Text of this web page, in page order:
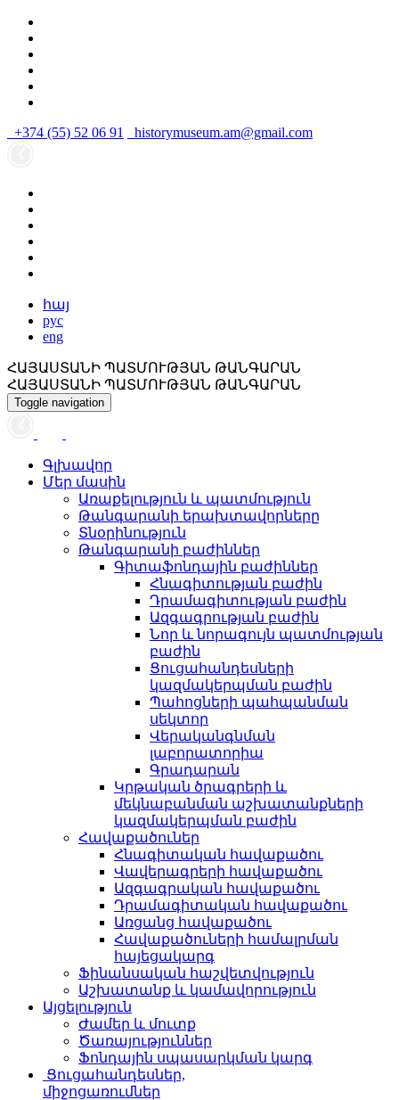
+374 (55) 52 06 91 historymuseum.am@gmail.com
հայ
рус
eng
ՀԱՅԱՍՏԱՆԻ ՊԱՏՄՈՒԹՅԱՆ ԹԱՆԳԱՐԱՆ
ՀԱՅԱՍՏԱՆԻ ՊԱՏՄՈՒԹՅԱՆ ԹԱՆԳԱՐԱՆ
Toggle navigation
Գլխավոր
Մեր մասին
Առաքելություն և պատմություն
Թանգարանի երախտավորները
Տնօրինություն
Թանգարանի բաժիններ
Գիտաֆոնդային բաժիններ
Հնագիտության բաժին
Դրամագիտության բաժին
Ազգագրության բաժին
Նոր և նորագույն պատմության
բաժին
Ցուցահանդեսների
կազմակերպման բաժին
Պահոցների պահպանման
սեկտոր
Վերականգնման
լաբորատորիա
Գրադարան
Կրթական ծրագրերի և
մեկնաբանման աշխատանքների
կազմակերպման բաժին
Հավաքածուներ
Հնագիտական հավաքածու
Վավերագրերի հավաքածու
Ազգագրական հավաքածու
Դրամագիտական հավաքածու
Առցանց հավաքածու
Հավաքածուների համալրման
հայեցակարգ
Ֆինանսական հաշվետվություն
Աշխատանք և կամավորություն
Այցելություն
Ժամեր և մուտք
Ծառայություններ
Ֆոնդային սպասարկման կարգ
Ցուցահանդեսներ,
միջոցառումներ